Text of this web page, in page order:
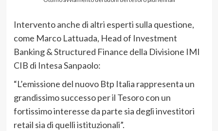
Intervento anche di altri esperti sulla questione,
come Marco Lattuada, Head of Investment
Banking & Structured Finance della Divisione IMI
CIB di Intesa Sanpaolo:
“L’emissione del nuovo Btp Italia rappresenta un
grandissimo successo per il Tesoro con un
fortissimo interesse da parte sia degli investitori
retail sia di quelli istituzionali”.